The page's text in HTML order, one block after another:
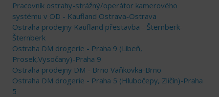
Pracovník ostrahy-strážný/operátor kamerového
systému v OD - Kaufland Ostrava-Ostrava
Ostraha prodejny Kaufland přestavba - Šternberk-
Šternberk
Ostraha DM drogerie - Praha 9 (Libeň,
Prosek,Vysočany)-Praha 9
Ostraha prodejny DM - Brno Vaňkovka-Brno
Ostraha DM drogerie - Praha 5 (Hlubočepy, Zličín)-Praha
5